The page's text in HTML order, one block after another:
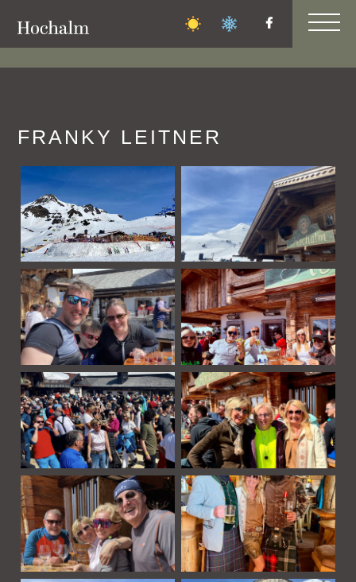
FAMILIEN-
FRANKY LEITNER